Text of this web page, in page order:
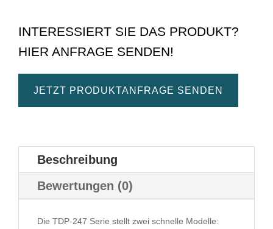
INTERESSIERT SIE DAS PRODUKT?
HIER ANFRAGE SENDEN!
JETZT PRODUKTANFRAGE SENDEN
Beschreibung
Bewertungen (0)
Die TDP-247 Serie stellt zwei schnelle Modelle: